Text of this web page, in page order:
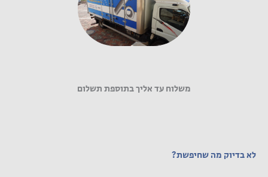
משלוח עד אליך בתוספת תשלום
לא בדיוק מה שחיפשת?